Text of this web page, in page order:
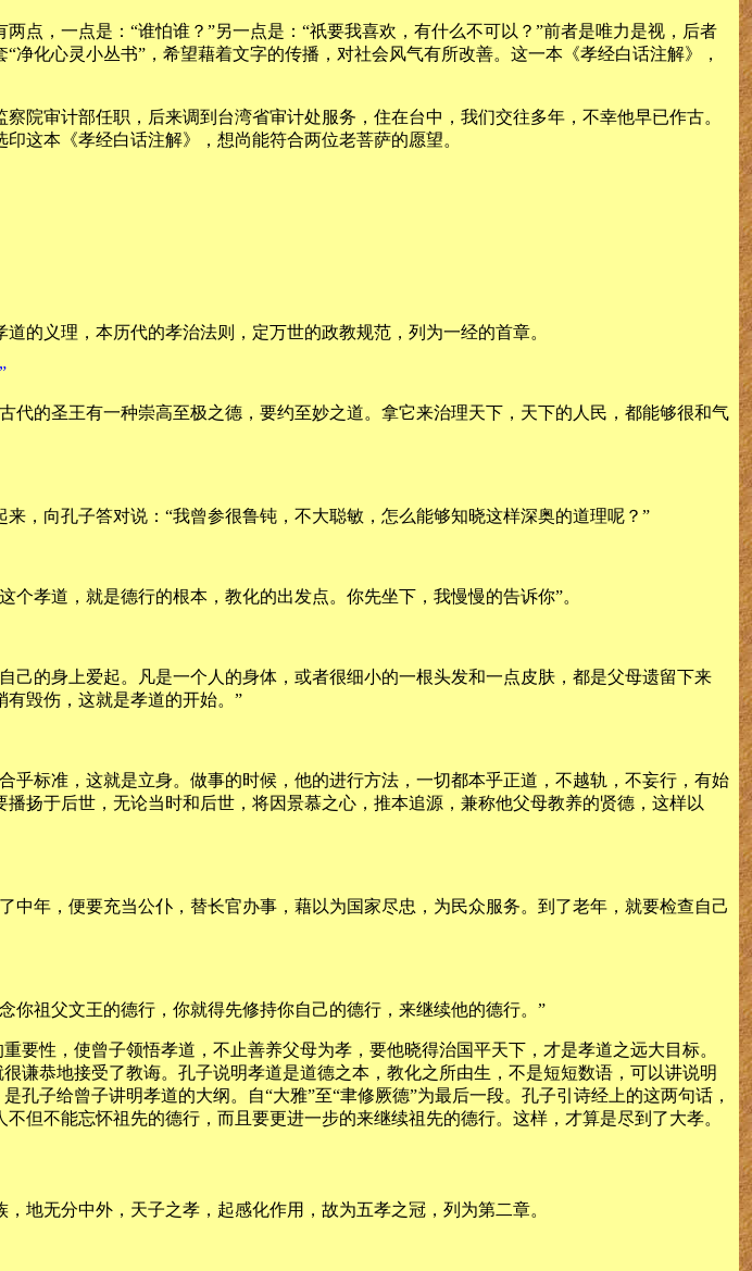
点，一点是：“谁怕谁？”另一点是：“祇要我喜欢，有什么不可以？”前者是唯力是视，后者
化心灵小丛书”，希望藉着文字的传播，对社会风气有所改善。这一本《孝经白话注解》，
院审计部任职，后来调到台湾省审计处服务，住在台中，我们交往多年，不幸他早已作古。
这本《孝经白话注解》，想尚能符合两位老菩萨的愿望。
的义理，本历代的孝治法则，定万世的政教规范，列为一经的首章。
代的圣王有一种崇高至极之德，要约至妙之道。拿它来治理天下，天下的人民，都能够很和气
，向孔子答对说：“我曾参很鲁钝，不大聪敏，怎么能够知晓这样深奥的道理呢？”
孝道，就是德行的根本，教化的出发点。你先坐下，我慢慢的告诉你”。
己的身上爱起。凡是一个人的身体，或者很细小的一根头发和一点皮肤，都是父母遗留下来
毁伤，这就是孝道的开始。”
乎标准，这就是立身。做事的时候，他的进行方法，一切都本乎正道，不越轨，不妄行，有始
扬于后世，无论当时和后世，将因景慕之心，推本追源，兼称他父母教养的贤德，这样以
中年，便要充当公仆，替长官办事，藉以为国家尽忠，为民众服务。到了老年，就要检查自己
你祖父文王的德行，你就得先修持你自己的德行，来继续他的德行。”
要性，使曾子领悟孝道，不止善养父母为孝，要他晓得治国平天下，才是孝道之远大目标。
谦恭地接受了教诲。孔子说明孝道是道德之本，教化之所由生，不是短短数语，可以讲说明
子给曾子讲明孝道的大纲。自“大雅”至“聿修厥德”为最后一段。孔子引诗经上的这两句话，
但不能忘怀祖先的德行，而且要更进一步的来继续祖先的德行。这样，才算是尽到了大孝。
地无分中外，天子之孝，起感化作用，故为五孝之冠，列为第二章。